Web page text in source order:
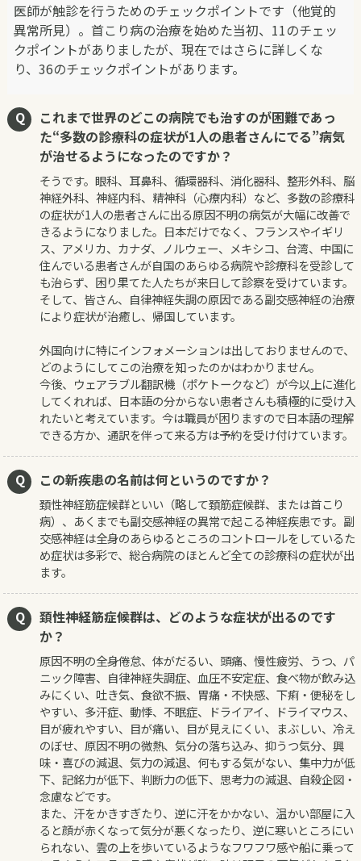
医師が触診を行うためのチェックポイントです（他覚的
異常所見）。首こり病の治療を始めた当初、11のチェッ
クポイントがありましたが、現在ではさらに詳しくな
り、36のチェックポイントがあります。
これまで世界のどこの病院でも治すのが困難であっ
た“多数の診療科の症状が1人の患者さんにでる”病気
が治せるようになったのですか？
そうです。眼科、耳鼻科、循環器科、消化器科、整形外科、脳
神経外科、神経内科、精神科（心療内科）など、多数の診療科
の症状が1人の患者さんに出る原因不明の病気が大幅に改善で
きるようになりました。日本だけでなく、フランスやイギリ
ス、アメリカ、カナダ、ノルウェー、メキシコ、台湾、中国に
住んでいる患者さんが自国のあらゆる病院や診療科を受診して
も治らず、困り果てた人たちが来日して診察を受けています。
そして、皆さん、自律神経失調の原因である副交感神経の治療
により症状が治癒し、帰国しています。
外国向けに特にインフォメーションは出しておりませんので、
どのようにしてこの治療を知ったのかはわかりません。
今後、ウェアラブル翻訳機（ポケトークなど）が今以上に進化
してくれれば、日本語の分からない患者さんも積極的に受け入
れたいと考えています。今は職員が困りますので日本語の理解
できる方か、通訳を伴って来る方は予約を受け付けています。
この新疾患の名前は何というのですか？
頚性神経筋症候群といい（略して頚筋症候群、または首こり
病）、あくまでも副交感神経の異常で起こる神経疾患です。副
交感神経は全身のあらゆるところのコントロールをしているた
め症状は多彩で、総合病院のほとんど全ての診療科の症状が出
ます。
頚性神経筋症候群は、どのような症状が出るのです
か？
原因不明の全身倦怠、体がだるい、頭痛、慢性疲労、うつ、パ
ニック障害、自律神経失調症、血圧不安定症、食べ物が飲み込
みにくい、吐き気、食欲不振、胃痛・不快感、下痢・便秘をし
やすい、多汗症、動悸、不眠症、ドライアイ、ドライマウス、
目が疲れやすい、目が痛い、目が見えにくい、まぶしい、冷え
のぼせ、原因不明の微熱、気分の落ち込み、抑うつ気分、興
味・喜びの減退、気力の減退、何もする気がない、集中力が低
下、記銘力が低下、判断力の低下、思考力の減退、自殺企図・
念慮などです。
また、汗をかきすぎたり、逆に汗をかかない、温かい部屋に入
ると顔が赤くなって気分が悪くなったり、逆に寒いところにい
られない、雲の上を歩いているようなフワフワ感や船に乗って